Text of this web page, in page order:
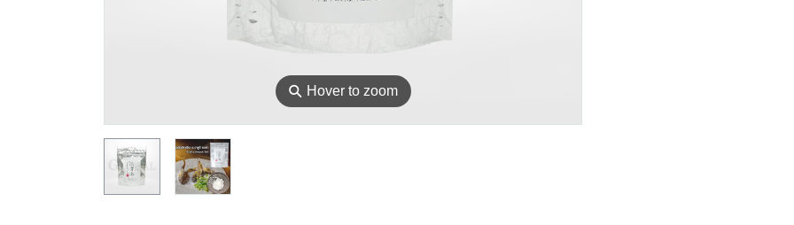
⚲ Hover to zoom